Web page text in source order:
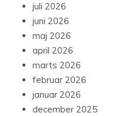
juli 2026
juni 2026
maj 2026
april 2026
marts 2026
februar 2026
januar 2026
december 2025